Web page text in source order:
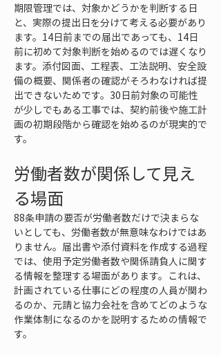
期限管理では、対象かどうかを判断する日
と、実際の提出日を分けて考える必要があり
ます。14日前までの届出であっても、14日
前に初めて対象判断を始めるのでは遅くなり
ます。添付図面、工程表、工法説明、安全設
備の概要、関係者の確認がそろわなければ提
出できないためです。30日前対象の可能性
が少しでもある工事では、契約前後や施工計
画の初期段階から確認を始めるのが現実的で
す。
労働者数が関係して見え
る場面
88条申請の要否が労働者数だけで決まらな
いとしても、労働者数が無意味なわけではあ
りません。届出書や添付資料を作成する過程
では、使用予定労働者数や関係請負人に関す
る情報を整理する場面があります。これは、
計画されている仕事にどの程度の人員が関わ
るのか、元請と協力会社を含めてどのような
作業体制になるのかを説明するための情報で
す。